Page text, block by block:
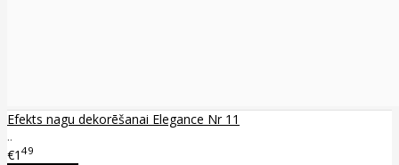
Efekts nagu dekorēšanai Elegance Nr 11
..
€1 49